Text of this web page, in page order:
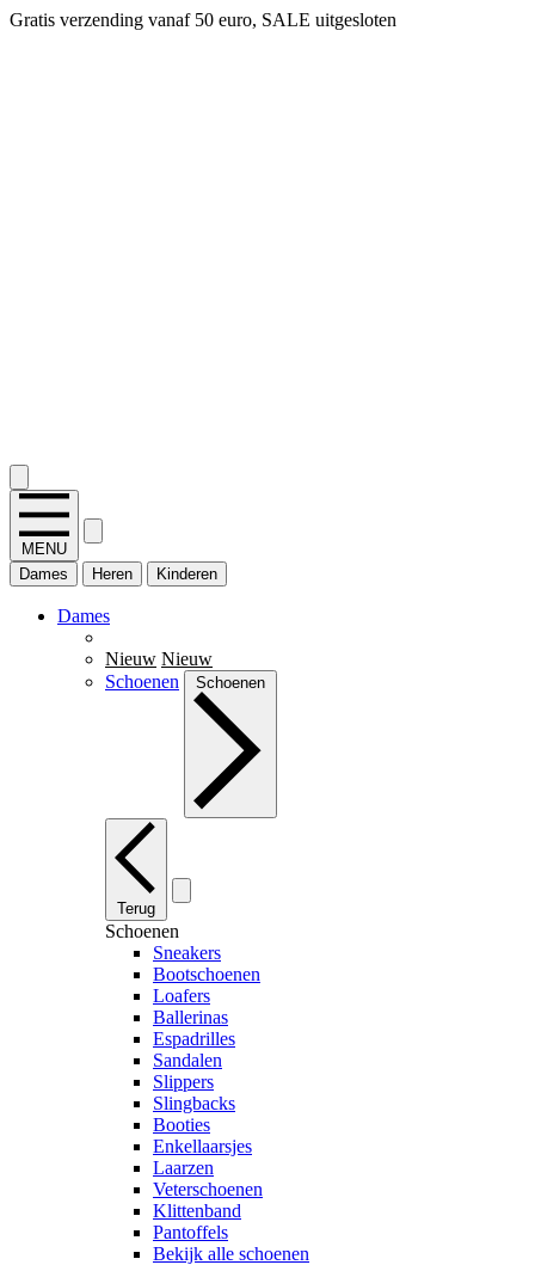
Gratis verzending vanaf 50 euro, SALE uitgesloten
MENU
Dames
Heren Kinderen
Dames
Nieuw Nieuw
Schoenen
Schoenen
Terug
Schoenen
Sneakers
Bootschoenen
Loafers
Ballerinas
Espadrilles
Sandalen
Slippers
Slingbacks
Booties
Enkellaarsjes
Laarzen
Veterschoenen
Klittenband
Pantoffels
Bekijk alle schoenen